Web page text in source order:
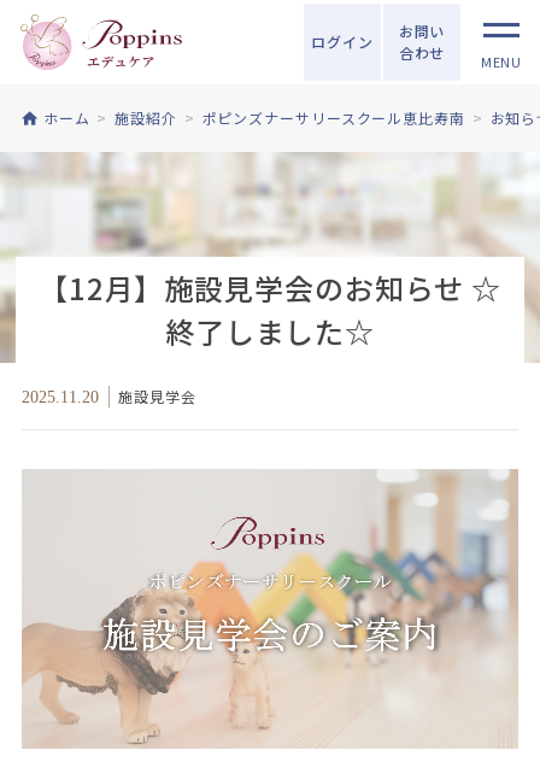
ログイン
お問い
合わせ
MENU
ホーム 施設紹介 ポピンズナーサリースクール恵比寿南 お知
【12月】施設見学会のお知らせ ☆
終了しました☆
2025.11.20 施設見学会